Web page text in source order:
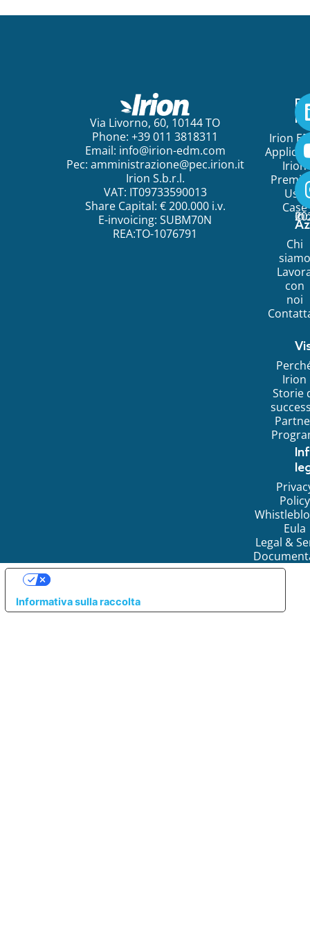
Via Livorno, 60, 10144 TO
Phone: +39 011 3818311
Email: info@irion-edm.com
Pec: amministrazione@pec.irion.it
Irion S.b.r.l.
VAT: IT09733590013
Share Capital: € 200.000 i.v.
E-invoicing: SUBM70N
REA:TO-1076791
Irion
Irion
Use
Case
Chi
siamo
con
noi
Irion
Storie
Policy
Eula
Legal &
©
Informativa sulla raccolta